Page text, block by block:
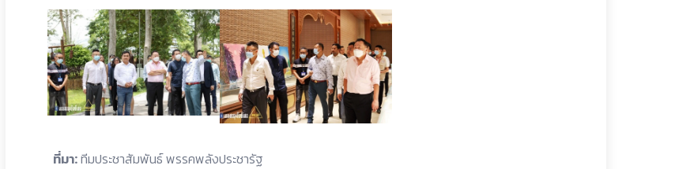
ที่มา:ทีมประชาสัมพันธ์ พรรคพลังประชารัฐ